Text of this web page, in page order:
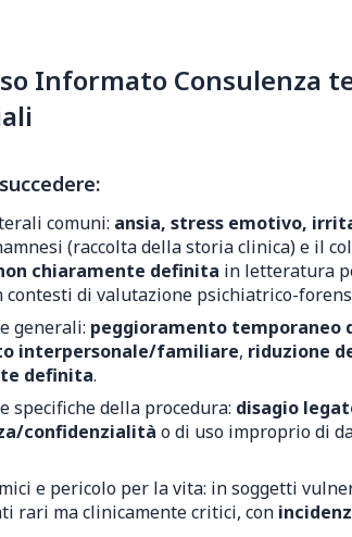
Informato Consulenza
comuni: ansia, stress emotivo,
(raccolta della storia clinica) e il
chiaramente definita in letteratura
di valutazione psichiatrico-
generali: peggioramento
interpersonale/familiare, riduzione
definita.
specifiche della procedura: disagio
confidenzialità o di uso improprio di
e pericolo per la vita: in soggetti
rari ma clinicamente critici, con